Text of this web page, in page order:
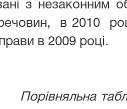
з незаконним
речовин, в 2010
в 2009 році.
таблиця